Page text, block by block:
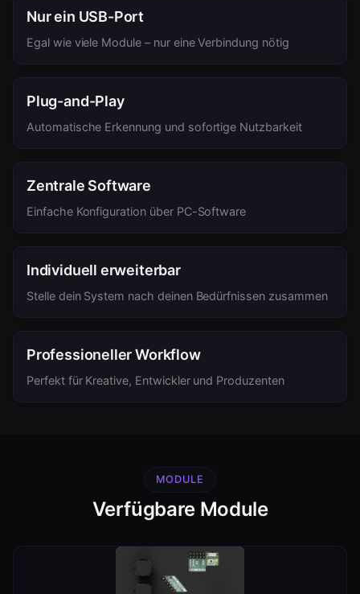
Nur ein USB-Port
Egal wie viele Module – nur eine Verbindung nötig
Plug-and-Play
Automatische Erkennung und sofortige Nutzbarkeit
Zentrale Software
Einfache Konfiguration über PC-Software
Individuell erweiterbar
Stelle dein System nach deinen Bedürfnissen zusammen
Professioneller Workflow
Perfekt für Kreative, Entwickler und Produzenten
MODULE
Verfügbare Module